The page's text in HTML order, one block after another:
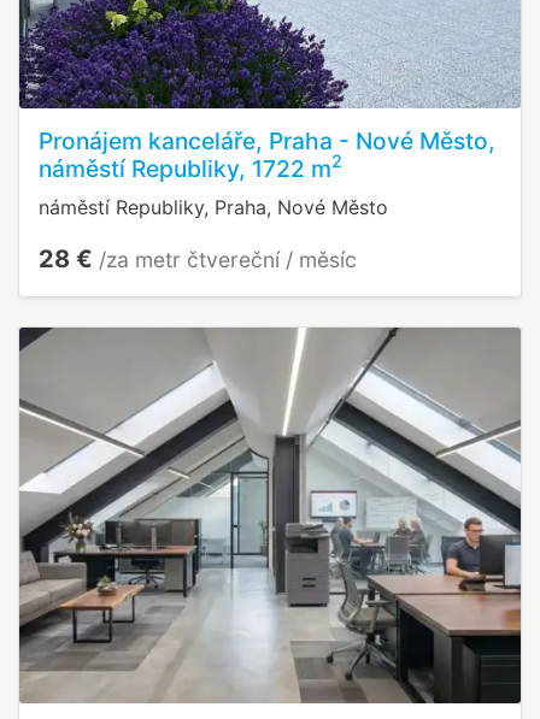
Pronájem kanceláře, Praha - Nové Město,
náměstí Republiky, 1722 m2
náměstí Republiky, Praha, Nové Město
28 € /za metr čtvereční / měsíc